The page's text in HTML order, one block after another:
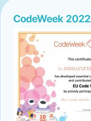
CodeWeek 2022